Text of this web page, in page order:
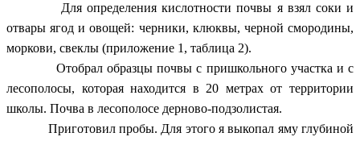
Для определения кислотности почвы я взял соки и
отвары ягод и овощей: черники, клюквы, черной смородины,
моркови, свеклы (приложение 1, таблица 2).
Отобрал образцы почвы с пришкольного участка и с
лесополосы, которая находится в 20 метрах от территории
школы. Почва в лесополосе дерново-подзолистая.
Приготовил пробы. Для этого я выкопал яму глубиной